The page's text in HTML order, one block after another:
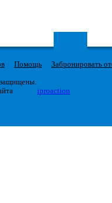
Помощь
Забронировать
iproaction